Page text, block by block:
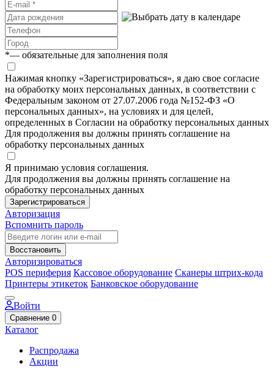
*— обязательные для заполнения поля
Нажимая кнопку «Зарегистрироваться», я даю свое согласие
на обработку моих персональных данных, в соответствии с
Федеральным законом от 27.07.2006 года №152-ФЗ «О
персональных данных», на условиях и для целей,
определенных в Согласии на обработку персональных данных
Для продолжения вы должны принять соглашение на
обработку персональных данных
Я принимаю условия соглашения.
Для продолжения вы должны принять соглашение на
обработку персональных данных
Зарегистрироваться
Авторизация
Вспомнить пароль
Восстановить
Авторизироваться
POS периферия Кассовое оборудование Сканеры штрих-кода
Принтеры этикеток Банковское оборудование
Войти
Сравнение 0
Каталог
Распродажа
Акции